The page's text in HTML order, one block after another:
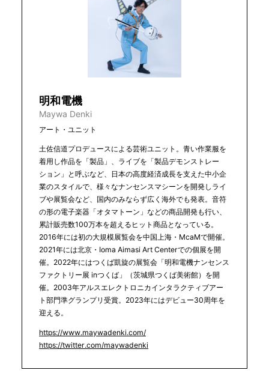
明和電機
Maywa Denki
アート・ユニット
土佐信道プロデュースによる芸術ユニット。青い作業服を
着用し作品を「製品」、ライブを「製品デモンストレー
ション」と呼ぶなど、日本の高度経済成長を支えた中小企
業のスタイルで、様々なナンセンスマシーンを開発しライ
ブや展覧会など、国内のみならず広く海外でも発表。音符
の形の電子楽器「オタマトーン」などの商品開発も行い、
累計販売数100万本を超えるヒット商品となっている。
2016年には初の大規模展覧会を中国上海・McaMで開催。
2021年には北京・Ioma Aimasi Art Centerでの個展を開
催。2022年にはつくば凱旋の展覧会「明和電機ナンセンス
ファクトリー展 inつくば」（茨城県つくば美術館）を開
催。2003年アルスエレクトロニカインタラクティブアー
ト部門準グランプリ受賞。2023年にはデビュー30周年を
迎える。
https://www.maywadenki.com/
https://twitter.com/maywadenki